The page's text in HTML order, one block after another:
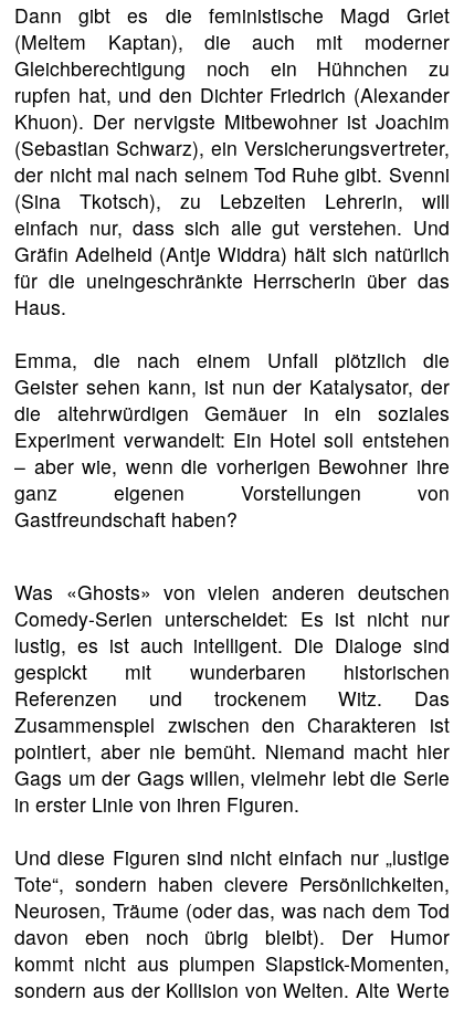
Dann gibt es die feministische Magd Griet
(Meltem Kaptan), die auch mit moderner
Gleichberechtigung noch ein Hühnchen zu
rupfen hat, und den Dichter Friedrich (Alexander
Khuon). Der nervigste Mitbewohner ist Joachim
(Sebastian Schwarz), ein Versicherungsvertreter,
der nicht mal nach seinem Tod Ruhe gibt. Svenni
(Sina Tkotsch), zu Lebzeiten Lehrerin, will
einfach nur, dass sich alle gut verstehen. Und
Gräfin Adelheid (Antje Widdra) hält sich natürlich
für die uneingeschränkte Herrscherin über das
Haus.
Emma, die nach einem Unfall plötzlich die
Geister sehen kann, ist nun der Katalysator, der
die altehrwürdigen Gemäuer in ein soziales
Experiment verwandelt: Ein Hotel soll entstehen
– aber wie, wenn die vorherigen Bewohner ihre
ganz eigenen Vorstellungen von
Gastfreundschaft haben?
Was «Ghosts» von vielen anderen deutschen
Comedy-Serien unterscheidet: Es ist nicht nur
lustig, es ist auch intelligent. Die Dialoge sind
gespickt mit wunderbaren historischen
Referenzen und trockenem Witz. Das
Zusammenspiel zwischen den Charakteren ist
pointiert, aber nie bemüht. Niemand macht hier
Gags um der Gags willen, vielmehr lebt die Serie
in erster Linie von ihren Figuren.
Und diese Figuren sind nicht einfach nur „lustige
Tote“, sondern haben clevere Persönlichkeiten,
Neurosen, Träume (oder das, was nach dem Tod
davon eben noch übrig bleibt). Der Humor
kommt nicht aus plumpen Slapstick-Momenten,
sondern aus der Kollision von Welten. Alte Werte